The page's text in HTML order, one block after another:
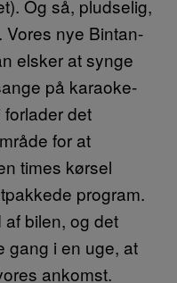
Og så, pludselig,
Vores nye Bintan-
elsker at synge
på karaoke-
det
for at
times kørsel
program.
af bilen, og det
gang i en uge, at
ankomst.